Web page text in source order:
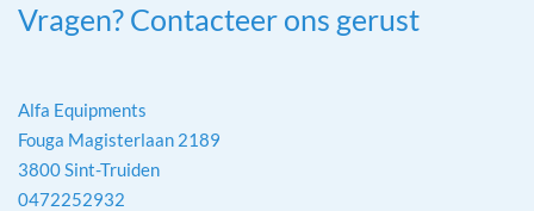
Vragen? Contacteer ons gerust
Alfa Equipments
Fouga Magisterlaan 2189
3800 Sint-Truiden
0472252932